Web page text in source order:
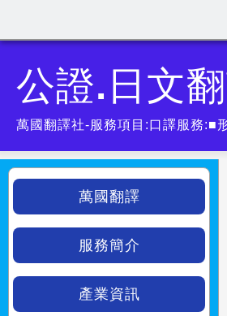
公證.日文
萬國翻譯社-服務項目:口譯服務:■
萬國翻譯
服務簡介
產業資訊